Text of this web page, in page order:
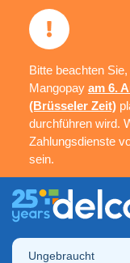
Bitte beachten
Mangopay am 6.
(Brüsseler Zeit)
durchführen wird.
Zahlungsdienste
sein.
Ungebraucht